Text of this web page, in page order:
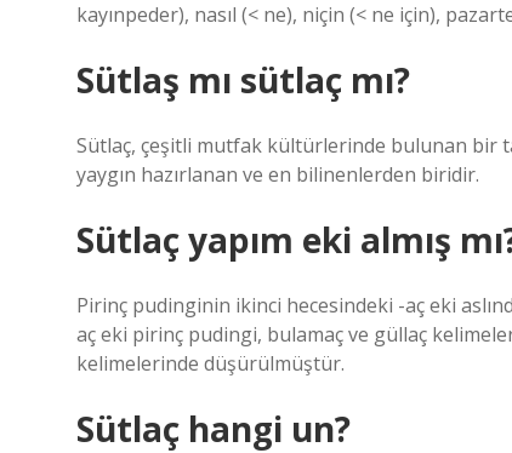
kayınpeder), nasıl (< ne), niçin (< ne için),
Sütlaş mı sütlaç mı?
Sütlaç, çeşitli mutfak kültürlerinde bulunan bir
yaygın hazırlanan ve en bilinenlerden biridir.
Sütlaç yapım eki almış
Pirinç pudinginin ikinci hecesindeki -aç eki
aç eki pirinç pudingi, bulamaç ve güllaç
kelimelerinde düşürülmüştür.
Sütlaç hangi un?